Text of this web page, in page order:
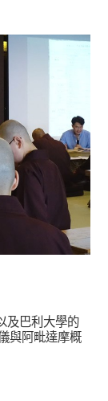
及巴利大學的
與阿毗達摩概
學習分享